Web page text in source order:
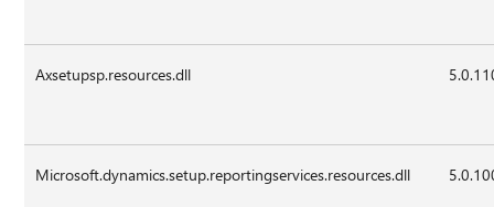
Axsetupsp.resources.dll
Microsoft.dynamics.setup.reportingservices.resources.dll